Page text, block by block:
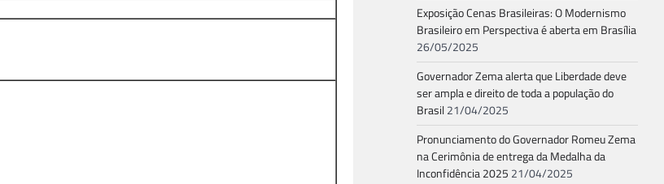
Exposição Cenas Brasileiras: O Modernismo
Brasileiro em Perspectiva é aberta em Brasília
26/05/2025
Governador Zema alerta que Liberdade deve
ser ampla e direito de toda a população do
Brasil21/04/2025
Pronunciamento do Governador Romeu Zema
na Cerimônia de entrega da Medalha da
Inconfidência 2025 21/04/2025